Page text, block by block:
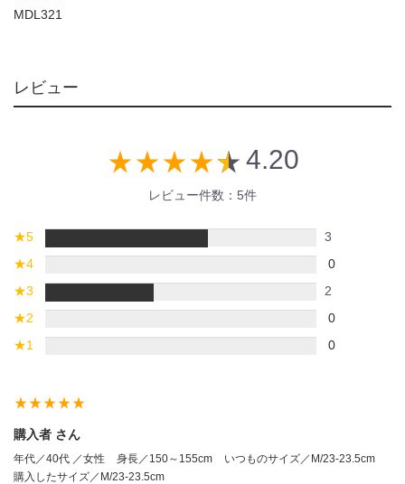
MDL321
レビュー
star_rate star_rate star_rate star_ratestar_rate 4.20
レビュー件数：5件
★5
3
★4
0
★3
2
★2
0
★1 0
star_ratestar_ratestar_ratestar_ratestar_rate
購入者 さん
年代／40代 ／女性 身長／150～155cm
いつものサイズ／M/23-23.5cm
購入したサイズ／M/23-23.5cm